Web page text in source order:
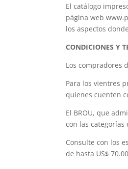
El catálogo
página web
los aspectos
CONDICIONES Y
Los compradores
Para los vientres
quienes cuenten
El BROU, que
con las
Consulte con los
de hasta US$